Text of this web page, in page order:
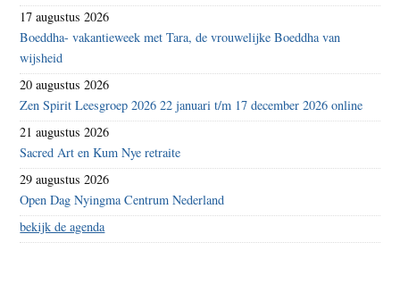
17 augustus 2026
Boeddha- vakantieweek met Tara, de vrouwelijke Boeddha van
wijsheid
20 augustus 2026
Zen Spirit Leesgroep 2026 22 januari t/m 17 december 2026 online
21 augustus 2026
Sacred Art en Kum Nye retraite
29 augustus 2026
Open Dag Nyingma Centrum Nederland
bekijk de agenda